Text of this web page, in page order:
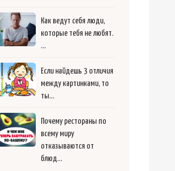
Как ведут себя люди,
которые тебя не любят.
…
Если найдешь 3 отличия
между картинками, то
ты…
Почему рестораны по
всему миру
отказываются от
блюд…